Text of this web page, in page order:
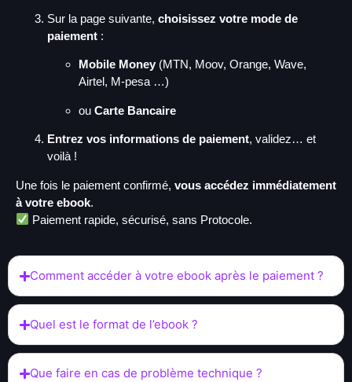
Sur la page suivante, choisissez votre mode de
paiement :
Mobile Money (MTN, Moov, Orange, Wave,
Airtel, M-pesa …)
ou Carte Bancaire
Entrez vos informations de paiement, validez… et
voilà !
Une fois le paiement confirmé, vous accédez immédiatement
à votre ebook.
Paiement rapide, sécurisé, sans Protocole.
Comment accéder à votre ebook après le paiement ?
Quel est le format de l’ebook ?
Que faire en cas de problème technique ?